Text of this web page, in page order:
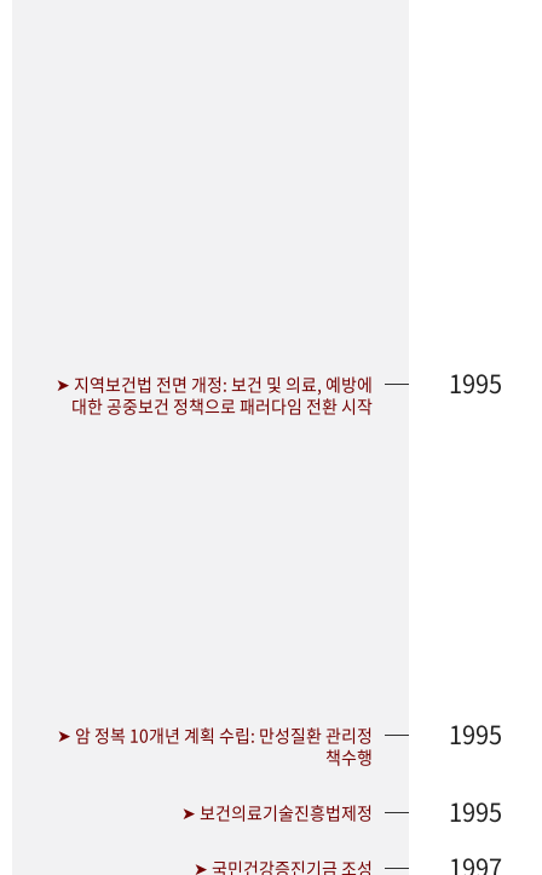
➤ 지역보건법 전면 개정: 보건 및 의료, 예방에
대한 공중보건 정책으로 패러다임 전환 시작
1995
➤ 암 정복 10개년 계획 수립: 만성질환 관리정
책수행
1995
➤ 보건의료기술진흥법제정 1995
➤ 국민건강증진기금 조성 1997